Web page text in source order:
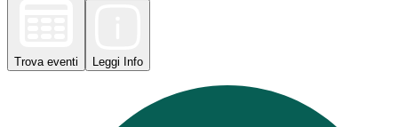
Trova eventi Leggi Info